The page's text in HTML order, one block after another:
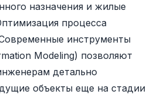
назначения и жилые
процесса
инструменты
Modeling) позволяют
детально
объекты еще на стадии